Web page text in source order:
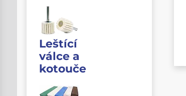
Leštící
válce a
kotouče